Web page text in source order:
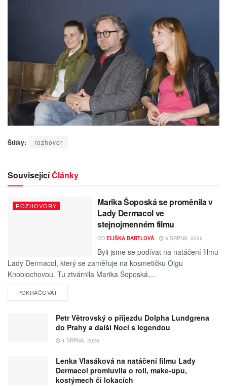
Štítky: rozhovor
SouvisejícíČlánky
ROZHOVORY
Marika Šoposká se proměnila v
Lady Dermacol ve
stejnojmenném filmu
OD ELIŠKA BARTLOVÁ 6 SRPNA, 2026
Byli jsme se podívat na natáčení filmu
Lady Dermacol, který se zaměřuje na kosmetičku Olgu
Knoblochovou. Tu ztvárnila Marika Šoposká,...
POKRAČOVAT
Petr Větrovský o příjezdu Dolpha Lundgrena
do Prahy a další Noci s legendou
4 SRPNA, 2026
Lenka Vlasáková na natáčení filmu Lady
Dermacol promluvila o roli, make-upu,
kostýmech či lokacích